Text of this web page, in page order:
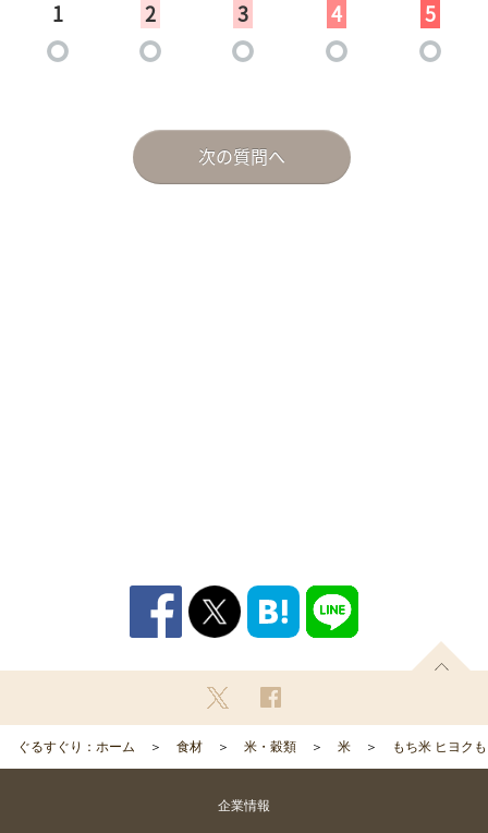
ぐるすぐり：ホーム 食材 米・穀類 米 もち米 ヒヨク
企業情報